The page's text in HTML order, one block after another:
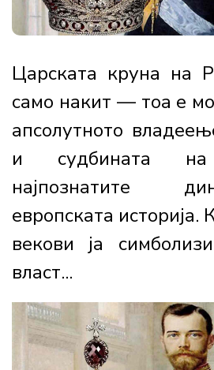
Царската круна на
само накит — тоа е
апсолутното
и судбината
најпознатите
европската историја.
векови ја
власт...